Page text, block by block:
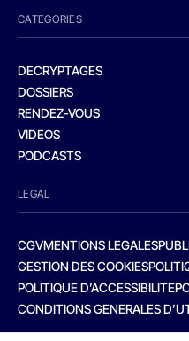
CATEGORIES
DECRYPTAGES
DOSSIERS
RENDEZ-VOUS
VIDEOS
PODCASTS
LEGAL
CGVMENTIONS LEGALES
GESTION DES COOKIES
POLITIQUE D’ACCESSIBILITE
CONDITIONS GENERALES